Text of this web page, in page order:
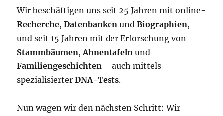
Wir beschäftigen uns seit 25 Jahren mit online-
Recherche,Datenbanken undBiographien,
und seit 15 Jahren mit der Erforschung von
Stammbäumen,Ahnentafeln und
Familiengeschichten – auch mittels
spezialisierterDNA-Tests.
Nun wagen wir den nächsten Schritt: Wir